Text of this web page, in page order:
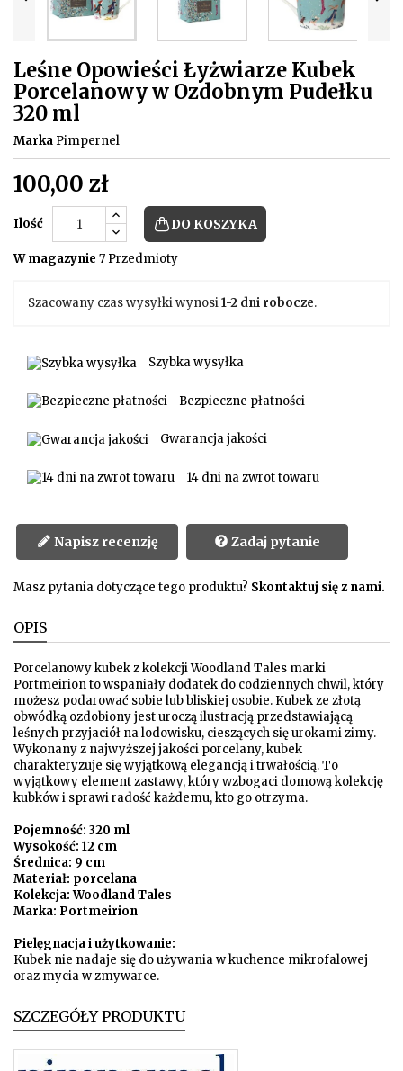
Leśne Opowieści Łyżwiarze Kubek
Porcelanowy w Ozdobnym Pudełku
320 ml
Marka Pimpernel
100,00 zł
Ilość DO KOSZYKA
W magazynie 7 Przedmioty
Szacowany czas wysyłki wynosi1-2 dni robocze.
Szybka wysyłka
Bezpieczne płatności
Gwarancja jakości
14 dni na zwrot towaru
Napisz recenzję Zadaj pytanie
Masz pytania dotyczące tego produktu? Skontaktuj się z nami.
OPIS
Porcelanowy kubek z kolekcji Woodland Tales marki
Portmeirion to wspaniały dodatek do codziennych chwil, który
możesz podarować sobie lub bliskiej osobie. Kubek ze złotą
obwódką ozdobiony jest uroczą ilustracją przedstawiającą
leśnych przyjaciół na lodowisku, cieszących się urokami zimy.
Wykonany z najwyższej jakości porcelany, kubek
charakteryzuje się wyjątkową elegancją i trwałością. To
wyjątkowy element zastawy, który wzbogaci domową kolekcję
kubków i sprawi radość każdemu, kto go otrzyma.
Pojemność: 320 ml
Wysokość: 12 cm
Średnica: 9 cm
Materiał: porcelana
Kolekcja: Woodland Tales
Marka: Portmeirion
Pielęgnacja i użytkowanie:
Kubek nie nadaje się do używania w kuchence mikrofalowej
oraz mycia w zmywarce.
SZCZEGÓŁY PRODUKTU